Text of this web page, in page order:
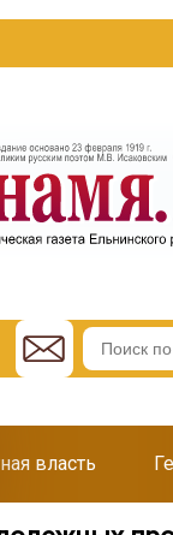
власть